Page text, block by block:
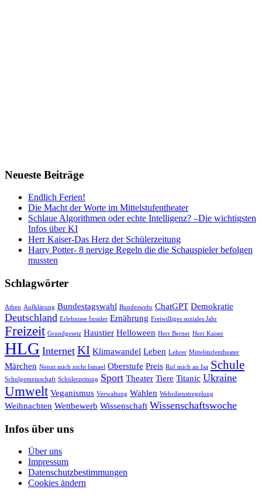
Neueste Beiträge
Endlich Ferien!
Die Macht der Worte im Mittelstufentheater
Schlaue Algorithmen oder echte Intelligenz? –Die wichtigsten
Infos über KI
Herr Kaiser-Das Herz der Schülerzeitung
Harry Potter- 8 nervige Regeln die die Schauspieler befolgen
mussten
Schlagwörter
Athen Aufklärung Bundestagswahl Bundeswehr ChatGPT Demokratie
Deutschland Erlebnisse Insider Ernährung Freiwilliges soziales Jahr
Freizeit Grundgesetz Haustier Helloween Herr Berner Herr Kaiser
HLG Internet KI Klimawandel Leben Lehrer Mittelstufentheater
Märchen Nennt mich nicht Ismael Oberstufe Preis Ruf mich an Isa Schule
Schulgemeinschaft Schülerzeitung Sport Theater Tiere Titanic Ukraine
Umwelt Veganismus Verwaltung Wahlen Wehrdienstregelung
Weihnachten Wettbewerb Wissenschaft Wissenschaftswoche
Infos über uns
Über uns
Impressum
Datenschutzbestimmungen
Cookies ändern